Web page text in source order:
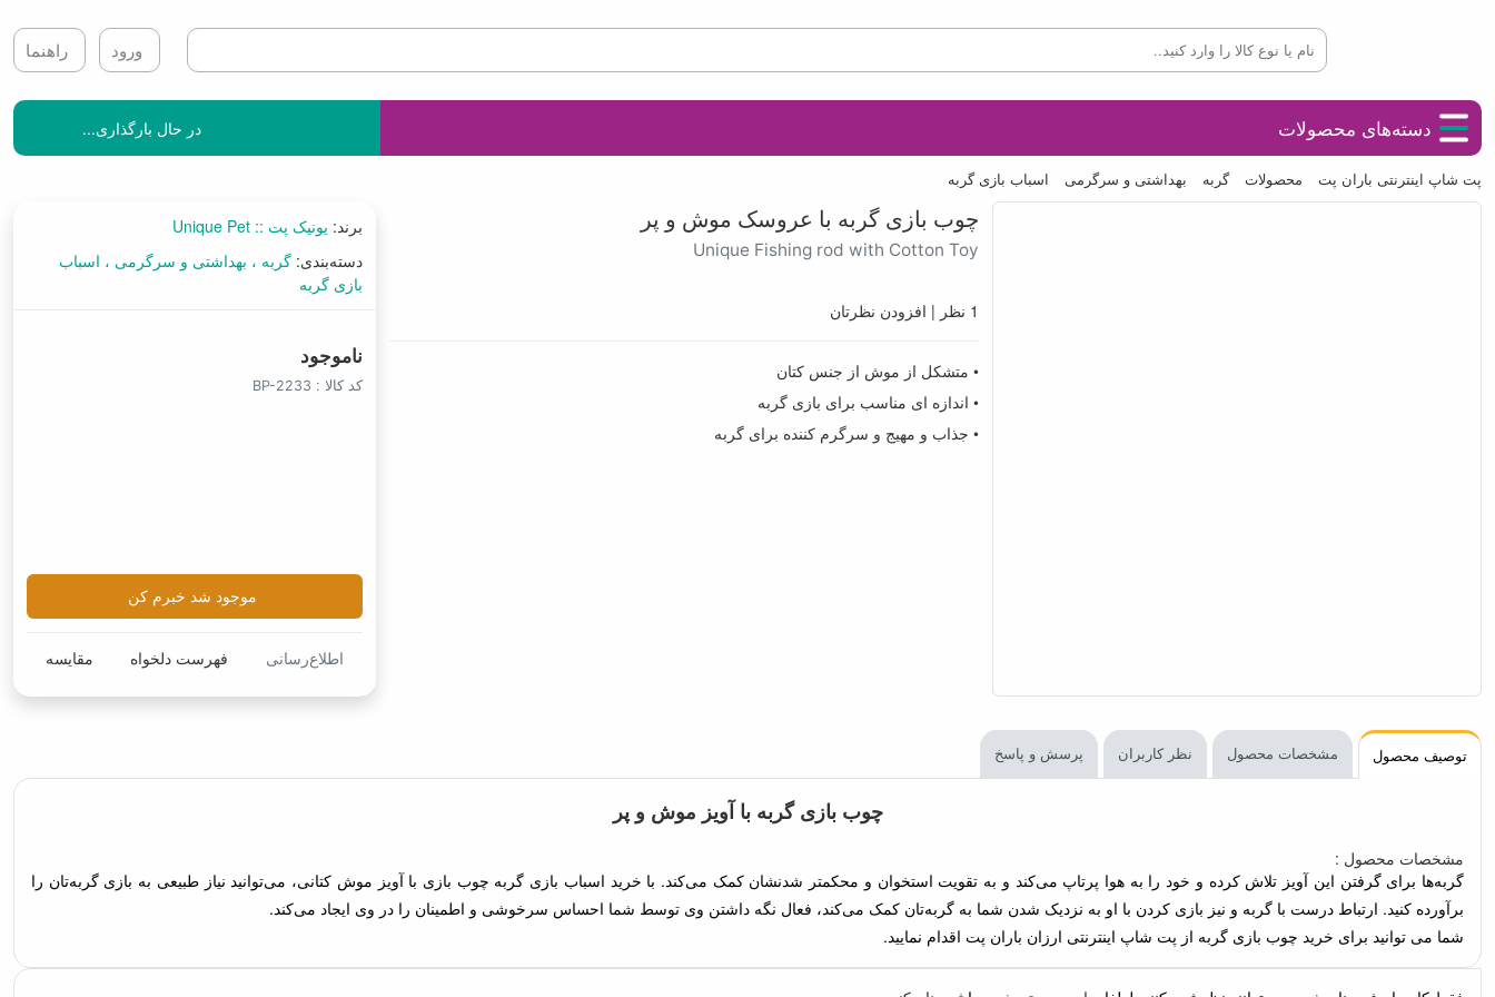
ورود راهنما
دسته‌های محصولات در حال بارگذاری...
پت شاپ اینترنتی باران پت محصولات گربه بهداشتی و سرگرمی اسباب بازی گربه
چوب بازی گربه با عروسک موش و پر
Unique Fishing rod with Cotton Toy
1 نظر افزودن نظرتان
• متشکل از موش از جنس کتان
• اندازه ای مناسب برای بازی گربه
• جذاب و مهیج و سرگرم کننده برای گربه
برند: یونیک پت :: Unique Pet
دسته‌بندی:گربه بهداشتی و سرگرمی اسباب
بازی گربه
ناموجود
کد کالا : BP-2233
موجود شد خبرم کن
اطلاع‌رسانی فهرست دلخواه مقایسه
توصیف محصول مشخصات محصول نظر کاربران پرسش و پاسخ
چوب بازی گربه با آویز موش و پر
مشخصات محصول :
گربه‌ها برای گرفتن این آویز تلاش کرده و خود را به هوا پرتاپ می‌کند و به تقویت استخوان و محکمتر شدنشان کمک می‌کند. با خرید اسباب بازی گربه چوب بازی با آویز موش کتانی، می‌توانید نیاز طبیعی به بازی
گربه‌تان را برآورده کنید. ارتباط درست با گربه و نیز بازی کردن با او به نزدیک شدن شما به گربه‌تان کمک می‌کند، فعال نگه داشتن وی توسط شما احساس سرخوشی و اطمینان را در وی ایجاد می‌کند.
شما می توانید برای خرید چوب بازی گربه از پت شاپ اینترنتی ارزان باران پت اقدام نمایید.